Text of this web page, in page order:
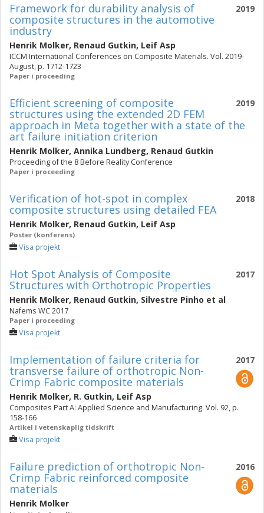
2019
Framework for durability analysis of
composite structures in the automotive
industry
Henrik Molker, Renaud Gutkin, Leif Asp
ICCM International Conferences on Composite Materials. Vol. 2019-
August, p. 1712-1723
Paper i proceeding
2019
Efficient screening of composite
structures using the extended 2D FEM
approach in Meta together with a state of the
art failure initiation criterion
Henrik Molker, Annika Lundberg, Renaud Gutkin
Proceeding of the 8 Before Reality Conference
Paper i proceeding
2018
Verification of hot-spot in complex
composite structures using detailed FEA
Henrik Molker, Renaud Gutkin, Leif Asp
Poster (konferens)
Visa projekt
2017
Hot Spot Analysis of Composite
Structures with Orthotropic Properties
Henrik Molker, Renaud Gutkin, Silvestre Pinho et al
Nafems WC 2017
Paper i proceeding
Visa projekt
2017
Implementation of failure criteria for
transverse failure of orthotropic Non-
Crimp Fabric composite materials
Henrik Molker, R. Gutkin, Leif Asp
Composites Part A: Applied Science and Manufacturing. Vol. 92, p.
158-166
Artikel i vetenskaplig tidskrift
Visa projekt
2016
Failure prediction of orthotropic Non-
Crimp Fabric reinforced composite
materials
Henrik Molker